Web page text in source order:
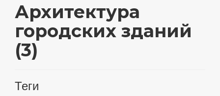
Архитектура
городских зданий
(3)
Теги